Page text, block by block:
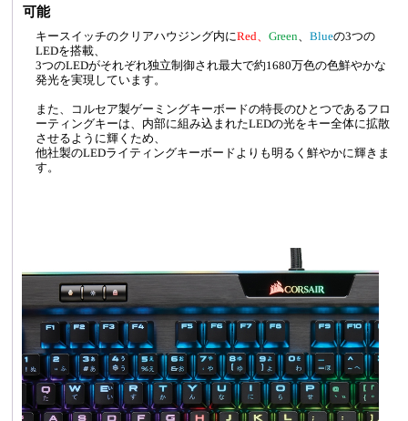
可能
キースイッチのクリアハウジング内にRed、Green 、Blueの3つの
LEDを搭載、
3つのLEDがそれぞれ独立制御され最大で約1680万色の色鮮やかな
発光を実現しています。
また、コルセア製ゲーミングキーボードの特長のひとつであるフロ
ーティングキーは、内部に組み込まれたLEDの光をキー全体に拡散
させるように輝くため、
他社製のLEDライティングキーボードよりも明るく鮮やかに輝きま
す。